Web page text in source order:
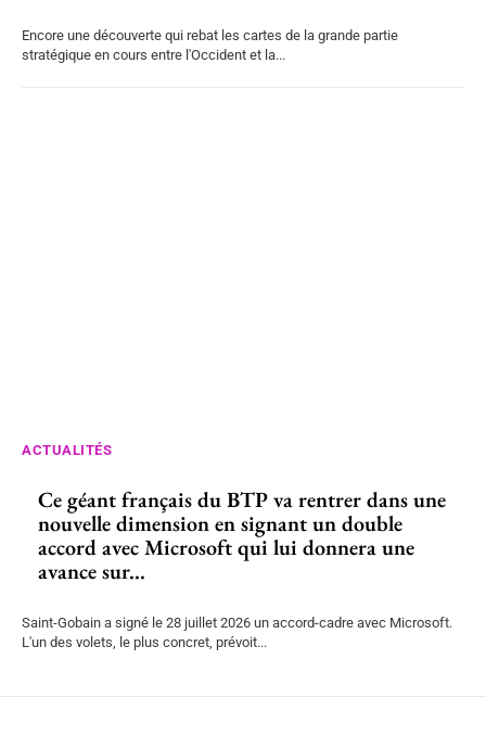
Encore une découverte qui rebat les cartes de la grande partie
stratégique en cours entre l'Occident et la...
ACTUALITÉS
Ce géant français du BTP va rentrer dans une
nouvelle dimension en signant un double
accord avec Microsoft qui lui donnera une
avance sur...
Saint-Gobain a signé le 28 juillet 2026 un accord-cadre avec Microsoft.
L'un des volets, le plus concret, prévoit...